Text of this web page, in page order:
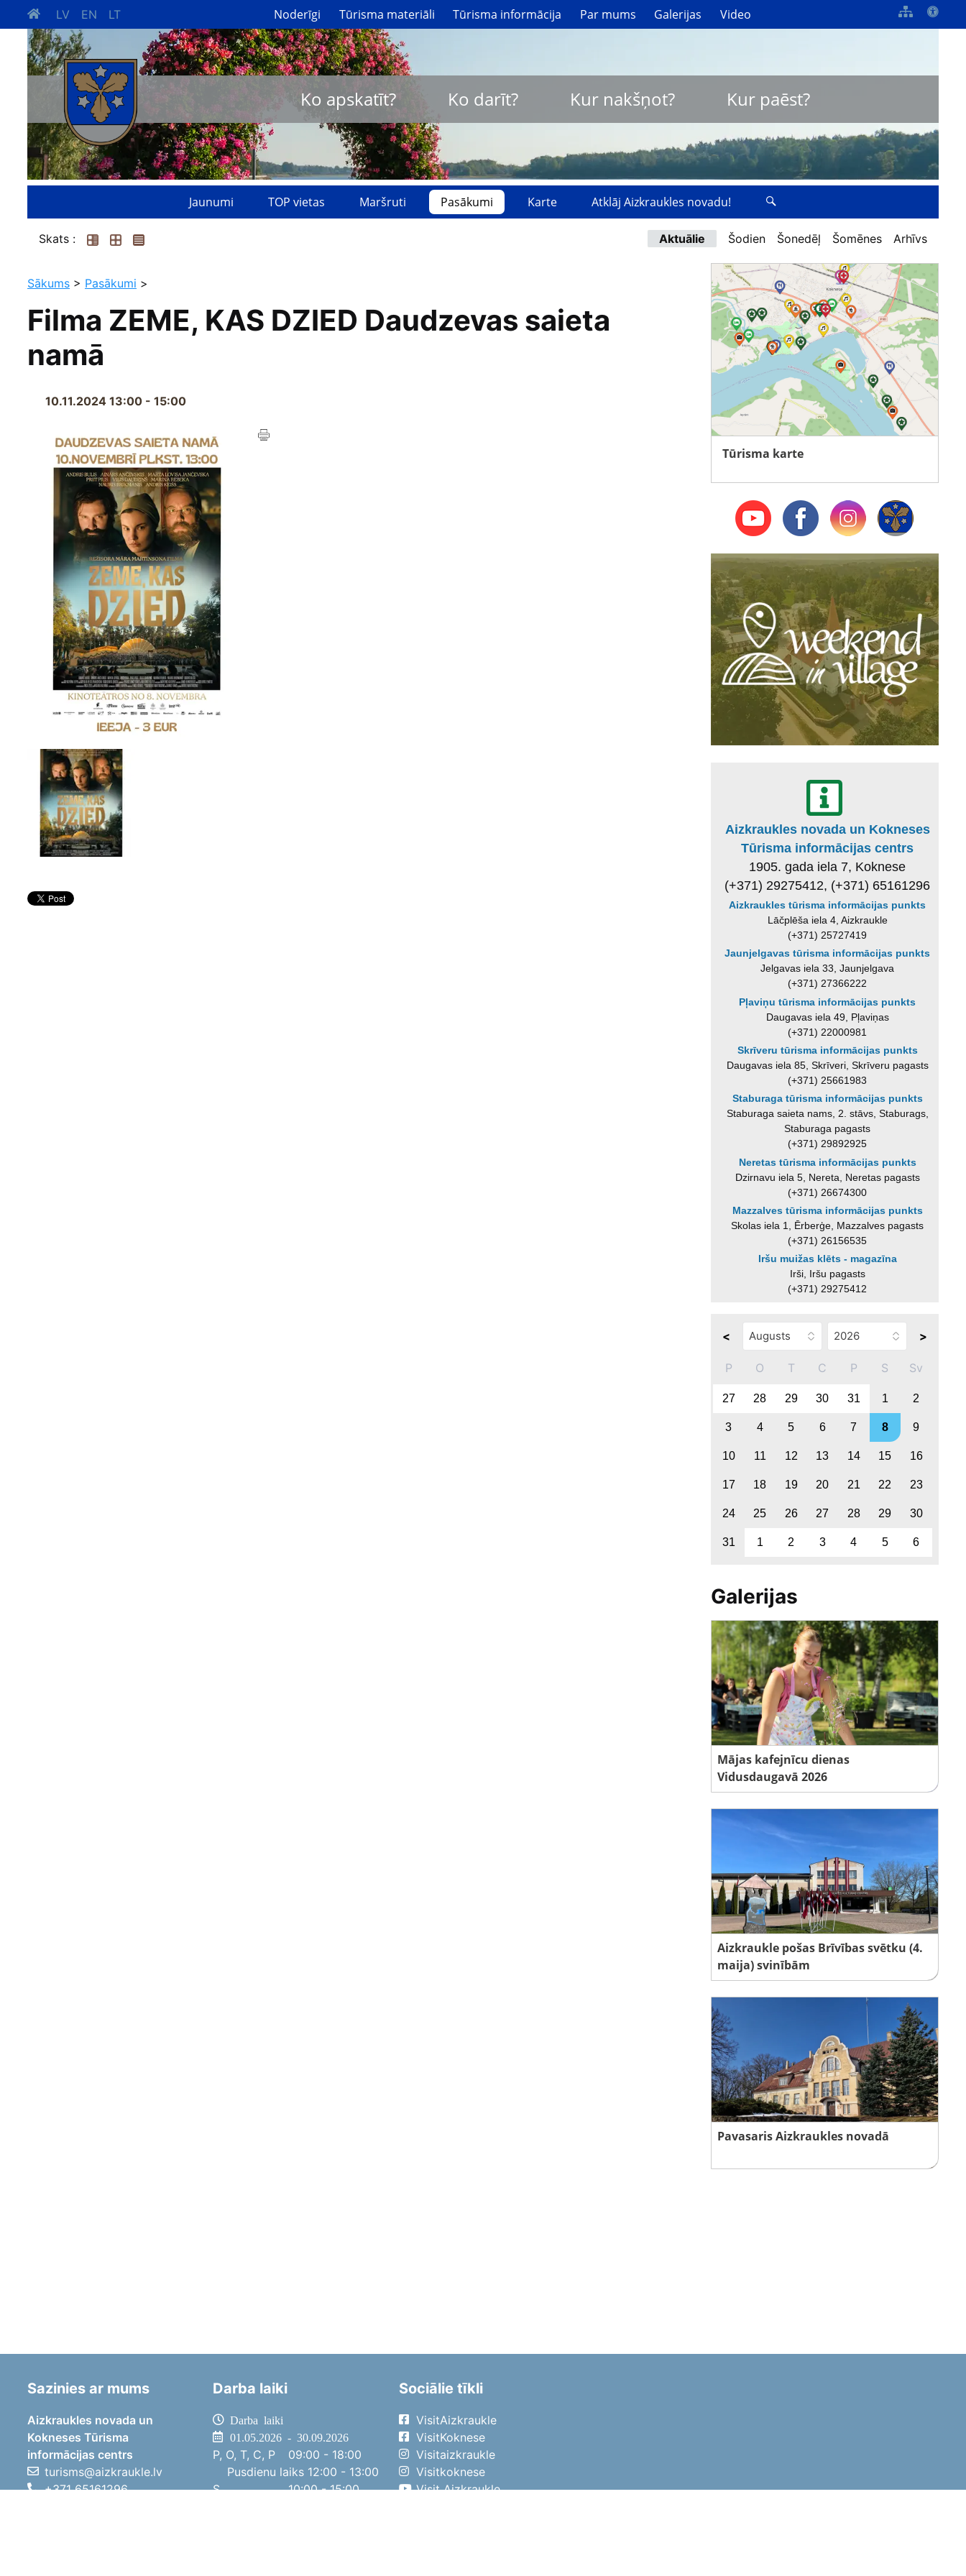
LV EN LT Noderīgi Tūrisma materiāli Tūrisma informācija Par mums Galerijas Video
Ko apskatīt? Ko darīt? Kur nakšņot? Kur paēst?
Jaunumi TOP vietas Maršruti Pasākumi Karte Atklāj Aizkraukles novadu!
Skats : Aktuālie Šodien Šonedēļ Šomēnes Arhīvs
Sākums > Pasākumi >
Filma ZEME, KAS DZIED Daudzevas saieta
namā
10.11.2024 13:00 - 15:00
Tūrisma karte
Aizkraukles novada un Kokneses
Tūrisma informācijas centrs
1905. gada iela 7, Koknese
(+371) 29275412, (+371) 65161296
Aizkraukles tūrisma informācijas punkts
Lāčplēša iela 4, Aizkraukle
(+371) 25727419
Jaunjelgavas tūrisma informācijas punkts
Jelgavas iela 33, Jaunjelgava
(+371) 27366222
Pļaviņu tūrisma informācijas punkts
Daugavas iela 49, Pļaviņas
(+371) 22000981
Skrīveru tūrisma informācijas punkts
Daugavas iela 85, Skrīveri, Skrīveru pagasts
(+371) 25661983
Staburaga tūrisma informācijas punkts
Staburaga saieta nams, 2. stāvs, Staburags,
Staburaga pagasts
(+371) 29892925
Neretas tūrisma informācijas punkts
Dzirnavu iela 5, Nereta, Neretas pagasts
(+371) 26674300
Mazzalves tūrisma informācijas punkts
Skolas iela 1, Ērberģe, Mazzalves pagasts
(+371) 26156535
Iršu muižas klēts - magazīna
Irši, Iršu pagasts
(+371) 29275412
< >
P O T C P S Sv
27 28 29 30 31 1 2
3 4 5 6 7 8 9
10 11 12 13 14 15 16
17 18 19 20 21 22 23
24 25 26 27 28 29 30
31 1 2 3 4 5 6
Galerijas
Mājas kafejnīcu dienas
Vidusdaugavā 2026
Aizkraukle pošas Brīvības svētku (4.
maija) svinībām
Pavasaris Aizkraukles novadā
Sazinies ar mums
Aizkraukles novada un
Kokneses Tūrisma
informācijas centrs
turisms@aizkraukle.lv
+371 65161296
Darba laiki
Darba laiki
01.05.2026 - 30.09.2026
P, O, T, C, P
09:00 - 18:00
Pusdienu laiks 12:00 - 13:00
S
10:00 - 15:00
Sociālie tīkli
VisitAizkraukle
VisitKoknese
Visitaizkraukle
Visitkoknese
Visit Aizkraukle